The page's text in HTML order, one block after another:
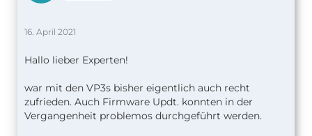
16. April 2021
Hallo lieber Experten!
war mit den VP3s bisher eigentlich auch recht
zufrieden. Auch Firmware Updt. konnten in der
Vergangenheit problemos durchgeführt werden.